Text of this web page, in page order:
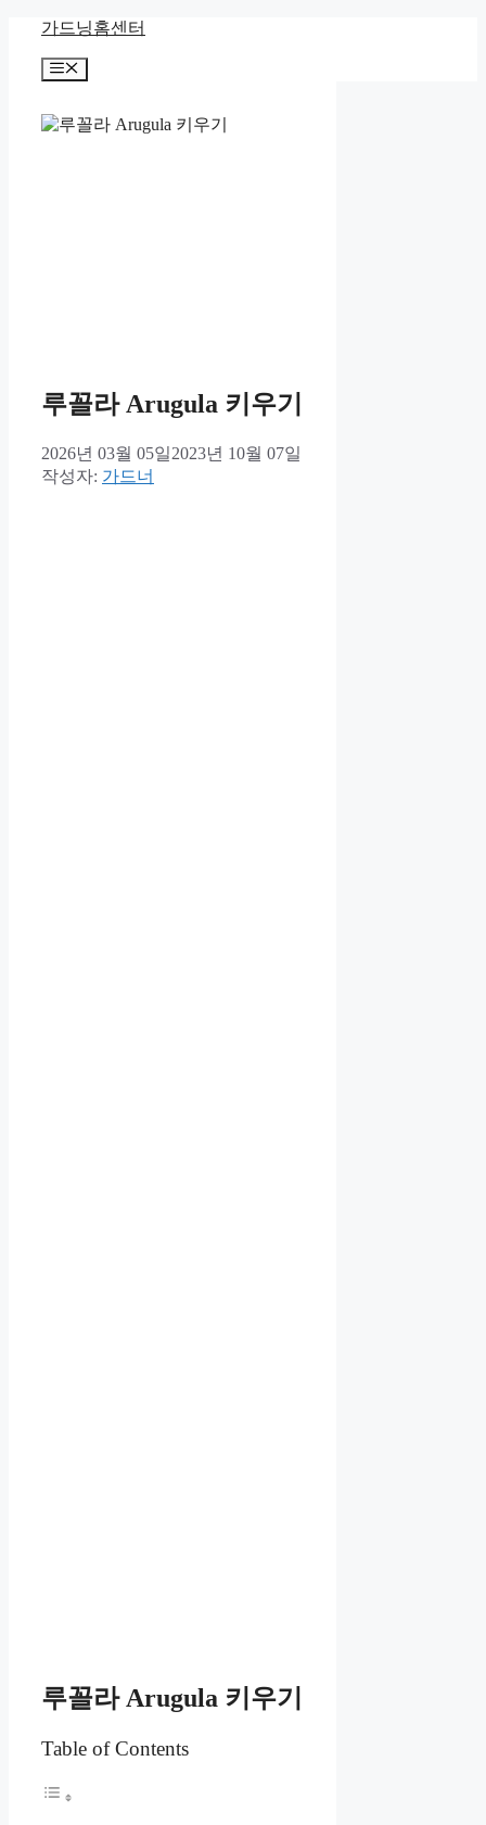
가드닝홈센터
메
루꼴라 Arugula 키우기
2026년 03월 05일2023년 10월 07일
작성자: 가드너
루꼴라 Arugula 키우기
Table of Contents